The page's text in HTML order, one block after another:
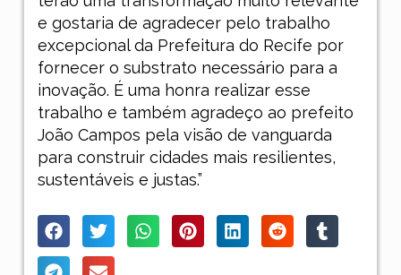
e gostaria de agradecer pelo trabalho
excepcional da Prefeitura do Recife por
fornecer o substrato necessário para a
inovação. É uma honra realizar esse
trabalho e também agradeço ao prefeito
João Campos pela visão de vanguarda
para construir cidades mais resilientes,
sustentáveis e justas.”